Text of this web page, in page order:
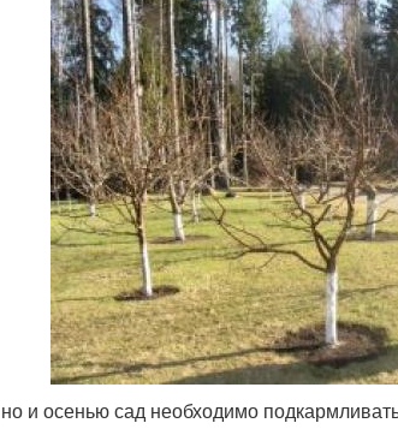
и осенью сад необходимо